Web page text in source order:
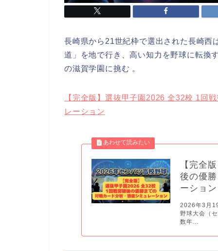
長崎県から21世紀枠で選出された長崎西
道」を地で行き、高い知力を野球に転換
の滋賀学園に挑む 。
【完全版】選抜甲子園2026 全32校 1回
レーション
【完全
後の優
ーション
2026年3月
野球大会（
数年...